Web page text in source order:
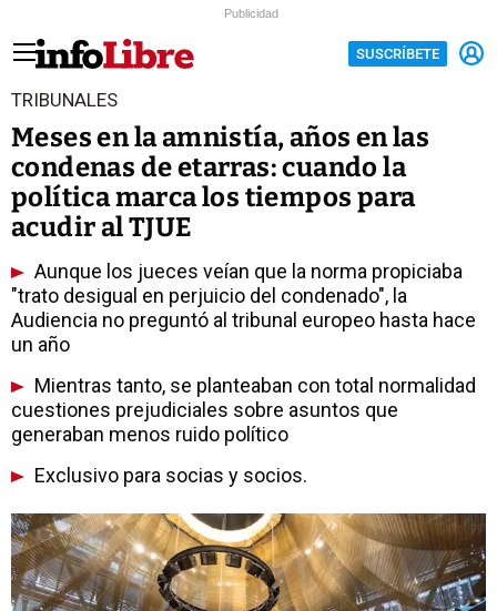
Publicidad
SUSCRÍBETE
TRIBUNALES
Meses en la amnistía, años en las
condenas de etarras: cuando la
política marca los tiempos para
acudir al TJUE
Aunque los jueces veían que la norma propiciaba
"trato desigual en perjuicio del condenado", la
Audiencia no preguntó al tribunal europeo hasta hace
un año
Mientras tanto, se planteaban con total normalidad
cuestiones prejudiciales sobre asuntos que
generaban menos ruido político
Exclusivo para socias y socios.